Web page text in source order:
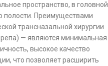
пространство, в головной
полости. Преимуществами
трансназальной хирургии
— являются минимальная
высокое качество
что позволяет расширить